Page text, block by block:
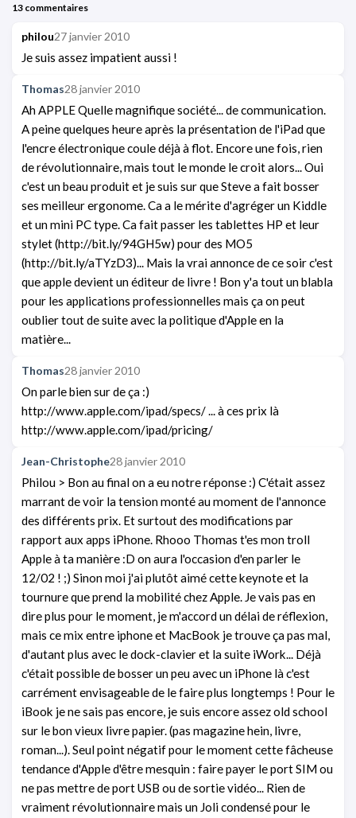
13 commentaires
philou27 janvier 2010
Je suis assez impatient aussi !
Thomas28 janvier 2010
Ah APPLE Quelle magnifique société... de communication.
A peine quelques heure après la présentation de l'iPad que
l'encre électronique coule déjà à flot. Encore une fois, rien
de révolutionnaire, mais tout le monde le croit alors... Oui
c'est un beau produit et je suis sur que Steve a fait bosser
ses meilleur ergonome. Ca a le mérite d'agréger un Kiddle
et un mini PC type. Ca fait passer les tablettes HP et leur
stylet (http://bit.ly/94GH5w) pour des MO5
(http://bit.ly/aTYzD3)... Mais la vrai annonce de ce soir c'est
que apple devient un éditeur de livre ! Bon y'a tout un blabla
pour les applications professionnelles mais ça on peut
oublier tout de suite avec la politique d'Apple en la
matière...
Thomas28 janvier 2010
On parle bien sur de ça :)
http://www.apple.com/ipad/specs/ ... à ces prix là
http://www.apple.com/ipad/pricing/
Jean-Christophe28 janvier 2010
Philou > Bon au final on a eu notre réponse :) C'était assez
marrant de voir la tension monté au moment de l'annonce
des différents prix. Et surtout des modifications par
rapport aux apps iPhone. Rhooo Thomas t'es mon troll
Apple à ta manière :D on aura l'occasion d'en parler le
12/02 ! ;) Sinon moi j'ai plutôt aimé cette keynote et la
tournure que prend la mobilité chez Apple. Je vais pas en
dire plus pour le moment, je m'accord un délai de réflexion,
mais ce mix entre iphone et MacBook je trouve ça pas mal,
d'autant plus avec le dock-clavier et la suite iWork... Déjà
c'était possible de bosser un peu avec un iPhone là c'est
carrément envisageable de le faire plus longtemps ! Pour le
iBook je ne sais pas encore, je suis encore assez old school
sur le bon vieux livre papier. (pas magazine hein, livre,
roman...). Seul point négatif pour le moment cette fâcheuse
tendance d'Apple d'être mesquin : faire payer le port SIM ou
ne pas mettre de port USB ou de sortie vidéo... Rien de
vraiment révolutionnaire mais un Joli condensé pour le